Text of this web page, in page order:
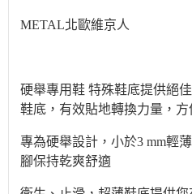
METAL北歐維京人
硬舉專用鞋 特殊鞋底提供絕
鞋底，有效貼地轉換力量，方
專為硬舉設計，小於3 mm輕
腳保持乾爽舒適